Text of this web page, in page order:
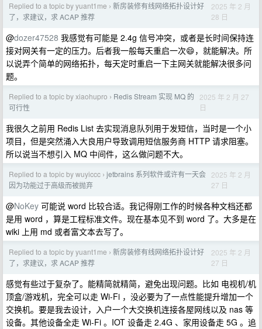
Replied to a topic by yuant1me › 新房装修有线网络拓扑设计好
了，求建议，求 ACAP 推荐
2025 年 2 月
28 日
@dozer47528 我感觉有可能是 2.4g 信号冲突，或者是长时间保持连
接对网关有一定的压力。后者我一般每天重启一次😄，就能解决。所
以说弄个简单的网络拓扑，每天定时重启一下主网关就能解决很多问
题。
Replied to a topic by xiaohupro › Redis Stream 实现 MQ 的
可行性
2025 年 2 月 27
日
我很久之前用 Redis List 去实现消息队列用于发短信，当时是一个小
项目，但是突然涌入大良用户导致调用短信服务商 HTTP 请求阻塞。
所以说当不想引入 MQ 中间件，这么做问题不大。
Replied to a topic by wuyiccc › jetbrains 系列软件或许有一天会
因为功能过于高级而被抛弃
2025 年 2 月
27 日
@NoKey 可能说 word 比较合适。我记得刚工作的时候各种文档还都
是用 word ，算是工程标准文件。现在基本见不到 word 了。大多是在
wiki 上用 md 或者富文本去写了。
Replied to a topic by yuant1me › 新房装修有线网络拓扑设计好
了，求建议，求 ACAP 推荐
2025 年 2 月
27 日
感觉有些过于复杂了。能精简就精简，避免出现问题。比如 电视机/机
顶盒/游戏机，完全可以走 Wi-Fi ，没必要为了一点性能提升增加一个
交换机。要是我去设计，入户一个大交换机连接各屋网线以及 nas 等
设备。其他设备全走 Wi-Fi 。IOT 设备走 2.4G 、家用设备走 5G 。追